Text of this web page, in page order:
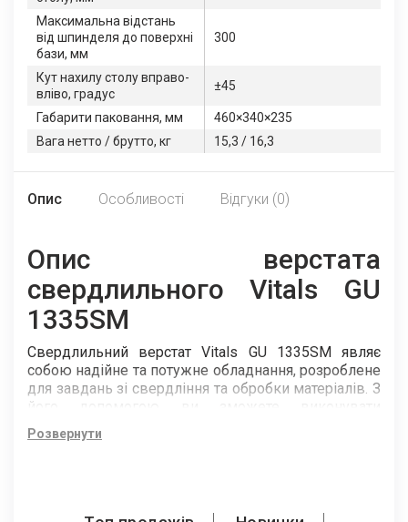
Максимальна відстань
від шпинделя до поверхні
бази, мм
300
Кут нахилу столу вправо-
вліво, градус
±45
Габарити паковання, мм
460×340×235
Вага нетто / брутто, кг
15,3 / 16,3
Опис Особливості Відгуки (0)
Опис верстата
свердлильного Vitals GU
1335SM
Свердлильний верстат Vitals GU 1335SM являє
собою надійне та потужне обладнання, розроблене
для завдань зі свердління та обробки матеріалів. З
його допомогою ви зможете виконувати
різноманітні свердлильні операції з високою
точністю та ефективністю.
Розвернути